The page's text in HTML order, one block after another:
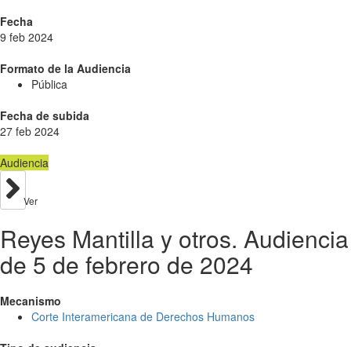
Fecha
9 feb 2024
Formato de la Audiencia
Pública
Fecha de subida
27 feb 2024
Audiencia
Ver
Reyes Mantilla y otros. Audiencia
de 5 de febrero de 2024
Mecanismo
Corte Interamericana de Derechos Humanos